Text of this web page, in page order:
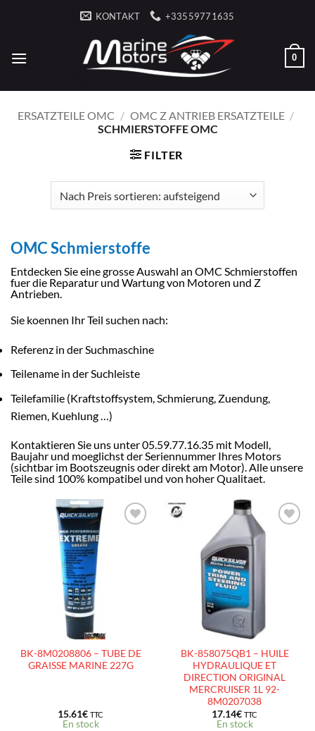
KONTAKT +33559771635
0
ERSATZTEILE OMC / OMC Z ANTRIEB ERSATZTEILE /
SCHMIERSTOFFE OMC
FILTER
OMC Schmierstoffe
Entdecken Sie eine grosse Auswahl an OMC Schmierstoffen
fuer die Reparatur und Wartung von Motoren und Z
Antrieben.
Sie koennen Ihr Teil suchen nach:
Referenz in der Suchmaschine
Teilename in der Suchleiste
Teilefamilie (Kraftstoffsystem, Schmierung, Zuendung,
Riemen, Kuehlung …)
Kontaktieren Sie uns unter 05.59.77.16.35 mit Modell,
Baujahr und moeglichst der Seriennummer Ihres Motors
(sichtbar im Bootszeugnis oder direkt am Motor). Alle unsere
Teile sind 100% kompatibel und von hoher Qualitaet.
AJOUTER
BK-8M0208806 – TUBE DE
GRAISSE MARINE 227G
15.61€ TTC
En stock
AJOUTER
BK-858075QB1 – HUILE
HYDRAULIQUE ET
DIRECTION ORIGINAL
MERCRUISER 1L 92-
8M0207038
17.14€ TTC
En stock